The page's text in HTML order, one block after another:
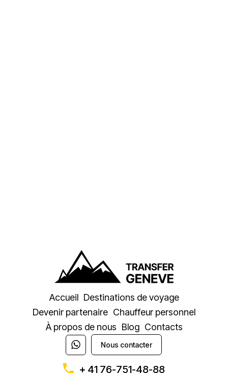
Accueil Destinations de voyage
Devenir partenaire Chauffeur personnel
À propos de nous Blog Contacts
Nous contacter
+ 41 76-751-48-88